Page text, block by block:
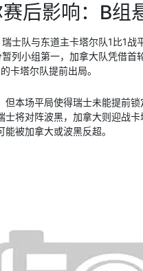
后影响：B组
士队与东道主卡塔尔队1比1战
列小组第一，加拿大队凭借首
卡塔尔队提前出局。
但本场平局使得瑞士未能提前
士将对阵波黑，加拿大则迎战
被加拿大或波黑反超。